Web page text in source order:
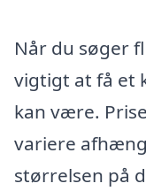
Når du søger
vigtigt at få et
kan være.
variere
størrelsen på